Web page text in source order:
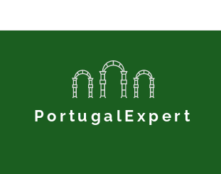
PortugalExpert